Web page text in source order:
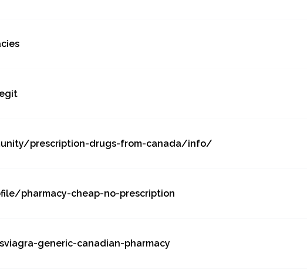
prescription-drugs-from-canada/info/
pharmacy-cheap-no-prescription
generic-canadian-pharmacy